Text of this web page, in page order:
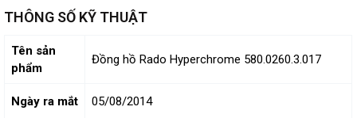
THÔNG SỐ KỸ THUẬT
Tên sản
phẩm
Đồng hồ Rado Hyperchrome 580.0260.3.017
Ngày ra mắt 05/08/2014